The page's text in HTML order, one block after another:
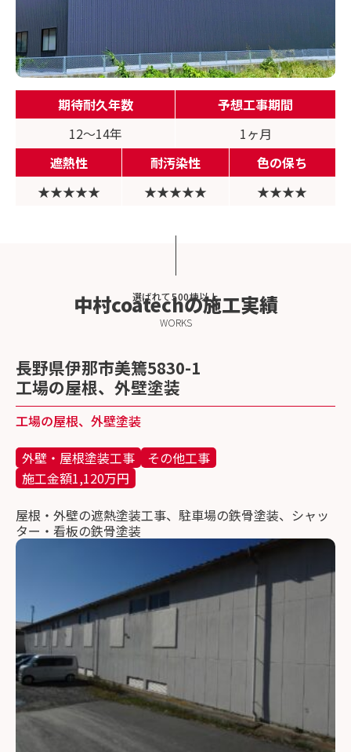
期待耐久年数
予想工事期間
12〜14年
1ヶ月
遮熱性
耐汚染性
色の保ち
★★★★★
★★★★★ ★★★★
選ばれて500棟以上
中村coatechの施工実績
WORKS
長野県伊那市美篶5830-1
工場の屋根、外壁塗装
工場の屋根、外壁塗装
外壁・屋根塗装工事
その他工事
施工金額1,120万円
屋根・外壁の遮熱塗装工事、駐車場の鉄骨塗装、シャッ
ター・看板の鉄骨塗装